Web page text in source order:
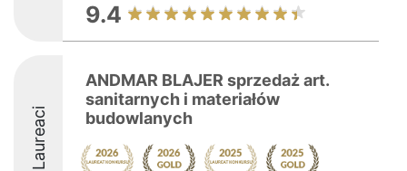
9.4
Laureaci
ANDMAR BLAJER sprzedaż art.
sanitarnych i materiałów
budowlanych